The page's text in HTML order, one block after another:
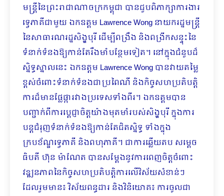
មន្ត្រីនៃព្រះរាជាណាចក្រកម្ពុជា បានជួបពិភាក្សាការងារ
ទ្វេភាគីជាមួយ ឯកឧត្តម Lawrence Wong នាយករដ្ឋមន្ត្រី
នៃសាធារណរដ្ឋសិង្ហបុរី ដើម្បីពង្រឹង និងពង្រីកសន្ទុះនៃ
ទំនាក់ទំនងឱ្យកាន់តែរឹងមាំបន្ថែមទៀត។ នៅក្នុងជំនួបដ៏
ស្និទ្ធស្នាលនេះ ឯកឧត្តម Lawrence Wong បានវាយតម្លៃ
ខ្ពស់ចំពោះទំនាក់ទំនងជាប្រពៃណី និងកិច្ចសហប្រតិបត្តិ
ការដ៏មានផ្លែផ្ការវាងប្រទេសទាំងពីរ។ ឯកឧត្តមបាន
បញ្ជាក់ពីការប្ដេជ្ញាចិត្តយ៉ាងមុតមាំរបស់សិង្ហបុរី ក្នុងការ
បន្តជំរុញទំនាក់ទំនងឱ្យកាន់តែជិតស្និទ្ធ ទាំងក្នុង
ក្របខ័ណ្ឌទ្វេភាគី និងពហុភាគី។ ជាការឆ្លើយតប សម្តេច
ធិបតី ហ៊ុន ម៉ាណែត បានសម្ដែងនូវការពេញចិត្តចំពោះ
វឌ្ឍនភាពនៃកិច្ចសហប្រតិបត្តិការលើវិស័យសំខាន់ៗ
ដែលរួមមាន៖ វិស័យពន្ធដារ និងវិនិយោគ៖ ការចូលជា